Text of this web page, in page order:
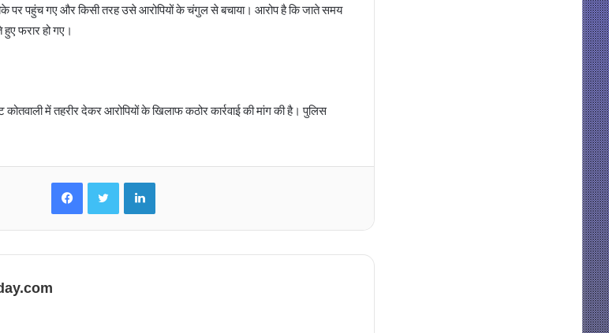
पर पहुंच गए और किसी तरह उसे आरोपियों के चंगुल से बचाया। आरोप है कि जाते समय
फरार हो गए।
में तहरीर देकर आरोपियों के खिलाफ कठोर कार्रवाई की मांग की है। पुलिस
FacebookTwitter LinkedIn